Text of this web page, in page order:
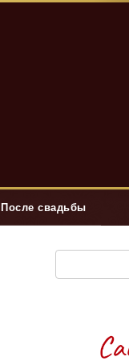
После свадьбы